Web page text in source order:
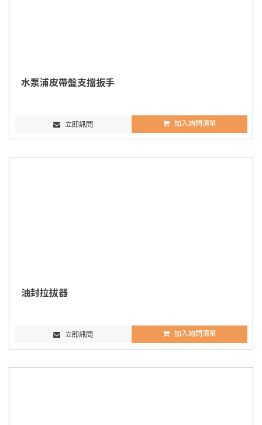
水泵浦皮帶盤支擋扳手
立即訊問 加入詢問清單
油封拉拔器
立即訊問 加入詢問清單